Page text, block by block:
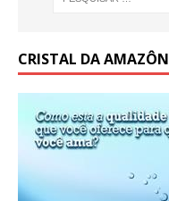
CRISTAL DA